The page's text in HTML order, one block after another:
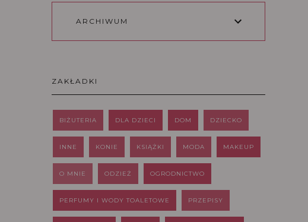
ARCHIWUM
ZAKŁADKI
BIŻUTERIA DLA DZIECI DOM DZIECKO
INNE KONIE KSIĄŻKI MODA MAKEUP
O MNIE ODZIEŻ OGRODNICTWO
PERFUMY I WODY TOALETOWE PRZEPISY